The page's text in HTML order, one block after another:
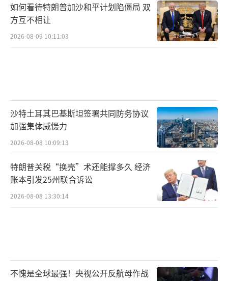
如何看待特朗普加沙和平计划陷僵局 双
方互不相让
2026-08-09 10:11:03
沙特土耳其巴基斯坦签署共同防务协议
加强集体威慑力
2026-08-08 10:09:13
特朗普关税“换壳”术还能撑多久 经济
账本引发25州联合诉讼
2026-08-08 13:30:14
不愧是全球最强！央视公开反航母作战